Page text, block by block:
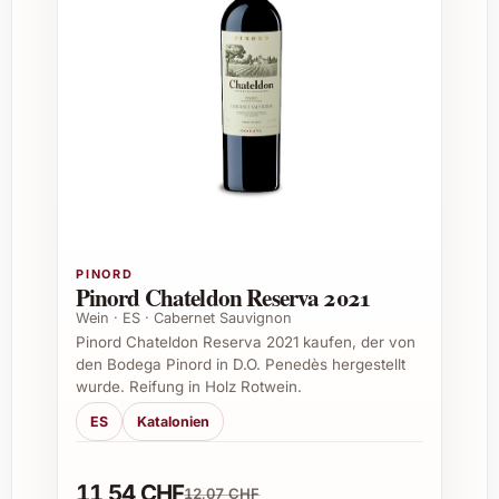
Traditionell mit sorgfältiger
Vergärung und anschliessender Reifung
im französischen Eichenfass
Besondere Merkmale
Intensive Fruchtigkeit mit Aromen von
Fein strukturierte Tannine für sanften
Trinkgenuss
Langer, geschmeidiger Abgang
Ideale Anlässe zum Verschenken und
Genießen
Geburtstagsfeste und Jubiläen
PINORD
Pinord Chateldon Reserva 2021
Wein · ES · Cabernet Sauvignon
Pinord Chateldon Reserva 2021 kaufen, der von
den Bodega Pinord in D.O. Penedès hergestellt
wurde. Reifung in Holz Rotwein.
ES Katalonien
11,54 CHF12,07 CHF